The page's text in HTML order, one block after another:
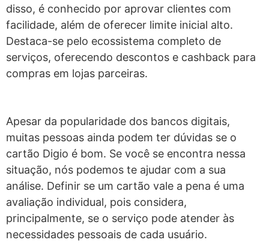
disso, é conhecido por aprovar clientes com
facilidade, além de oferecer limite inicial alto.
Destaca-se pelo ecossistema completo de
serviços, oferecendo descontos e cashback para
compras em lojas parceiras.
Apesar da popularidade dos bancos digitais,
muitas pessoas ainda podem ter dúvidas se o
cartão Digio é bom. Se você se encontra nessa
situação, nós podemos te ajudar com a sua
análise. Definir se um cartão vale a pena é uma
avaliação individual, pois considera,
principalmente, se o serviço pode atender às
necessidades pessoais de cada usuário.